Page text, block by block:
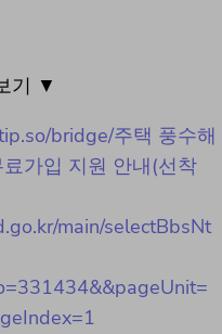
기 ▼
bridge/주택 풍수해
가입 지원 안내(선착
main/selectBbsNt